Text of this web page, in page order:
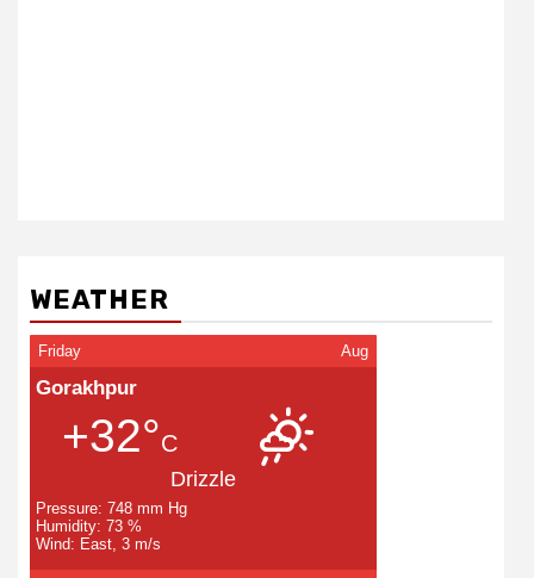
WEATHER
Friday Aug
Gorakhpur
+32°C
Drizzle
Pressure: 748 mm Hg
Humidity: 73 %
Wind: East, 3 m/s